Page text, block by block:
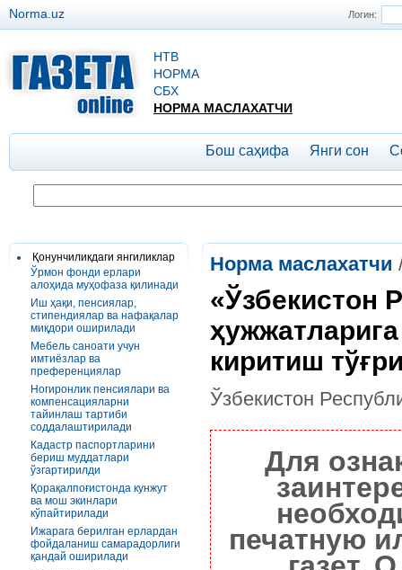
Логин:
Norma.uz
НТВ
НОРМА
СБХ
НОРМА МАСЛАХАТЧИ
Бош саҳифа Янги сон
Қонунчиликдаги янгиликлар
Ўрмон фонди ерлари
алоҳида муҳофаза қилинади
Иш ҳақи, пенсиялар,
стипендиялар ва нафақалар
миқдори оширилади
Мебель саноати учун
имтиёзлар ва
преференциялар
Ногиронлик пенсиялари ва
компенсацияларни
тайинлаш тартиби
соддалаштирилади
Кадастр паспортларини
бериш муддатлари
ўзгартирилди
Қорақалпоғистонда кунжут
ва мош экинлари
кўпайтирилади
Ижарага берилган ерлардан
фойдаланиш самарадорлиги
қандай оширилади
Норма маслахатчи
«Ўзбекистон
киритиш
Ўзбекистон
Для
печатную